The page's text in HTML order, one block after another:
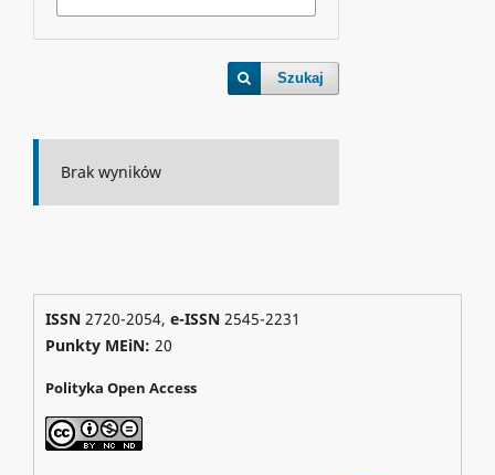
Szukaj
Brak wyników
ISSN2720-2054, e-ISSN2545-2231
Punkty MEiN: 20
Polityka Open Access